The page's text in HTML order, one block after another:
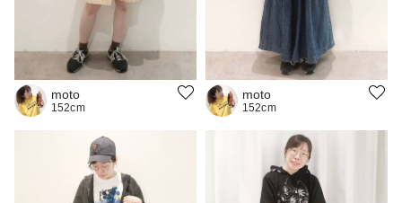
moto
152cm
moto
152cm